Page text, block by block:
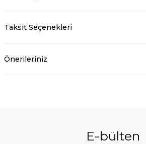
Taksit Seçenekleri
Önerileriniz
E-bülten